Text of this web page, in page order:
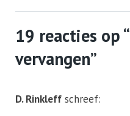
19 reacties op “
vervangen”
D. Rinkleff schreef: